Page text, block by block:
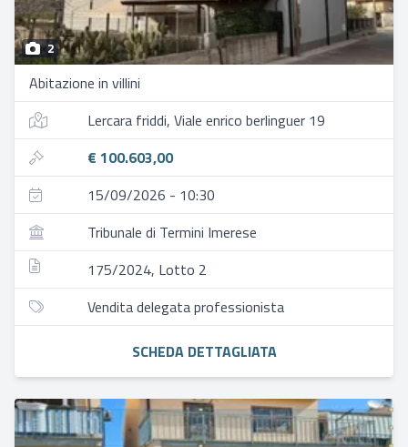
2
Abitazione in villini
Lercara friddi, Viale enrico berlinguer 19
€ 100.603,00
15/09/2026 - 10:30
Tribunale di Termini Imerese
175/2024, Lotto 2
Vendita delegata professionista
SCHEDA DETTAGLIATA